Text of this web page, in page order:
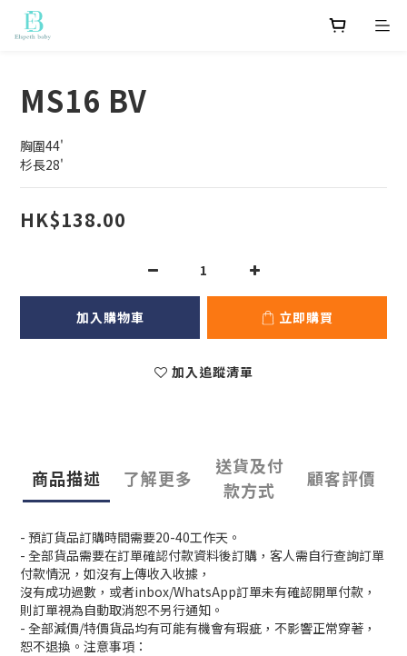
MS16 BV
胸圍44'
杉長28'
HK$138.00
加入購物車 立即購買
加入追蹤清單
商品描述 了解更多
送貨及付
款方式
顧客評價
- 預訂貨品訂購時間需要20-40工作天。
- 全部貨品需要在訂單確認付款資料後訂購，客人需自行查詢訂單
付款情況，如沒有上傳收入收據，
沒有成功過數，或者inbox/WhatsApp訂單未有確認開單付款，
則訂單視為自動取消恕不另行通知。
- 全部減價/特價貨品均有可能有機會有瑕疵，不影響正常穿著，
恕不退換。注意事項：